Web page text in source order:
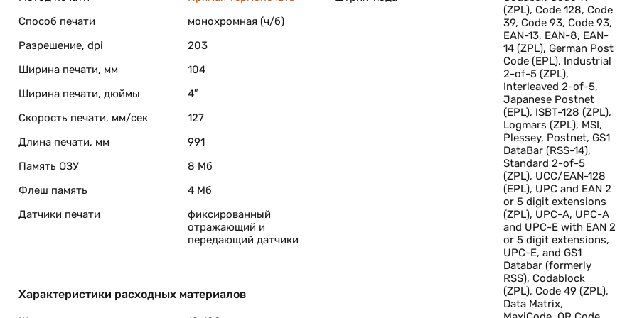
подобрать самую удобную модель принтера для
серии настольных принтеров Zebra основательно
значительно сокращает временные затраты.
заставит вас потратить много времени и сил, все это
мало важно, самостоятельно.
и надежными помощниками в вашей работе. Можно
пользователями. Это принтеры нового поколения, и
пластик, плавные линии, точность пропорций.
не составит особого труда. Все это благодаря
Способ печати
монохромная (ч/б)
Разрешение, dpi
203
Ширина печати, мм
104
Ширина печати, дюймы
4″
Скорость печати, мм/сек
127
Длина печати, мм
991
Память ОЗУ
8 Мб
Флеш память
4 Мб
Датчики печати
фиксированный
отражающий и
передающий датчики
Характеристики расходных материалов
(ZPL), Code 128, Code
39, Code 93, Code 93,
EAN-13, EAN-8, EAN-
14 (ZPL), German Post
Code (EPL), Industrial
2-of-5 (ZPL),
Interleaved 2-of-5,
Japanese Postnet
(EPL), ISBT-128 (ZPL),
Logmars (ZPL), MSI,
Plessey, Postnet, GS1
DataBar (RSS-14),
Standard 2-of-5
(ZPL), UCC/EAN-128
(EPL), UPC and EAN 2
or 5 digit extensions
(ZPL), UPC-A, UPC-A
and UPC-E with EAN 2
or 5 digit extensions,
UPC-E, and GS1
Databar (formerly
RSS), Codablock
(ZPL), Code 49 (ZPL),
Data Matrix,